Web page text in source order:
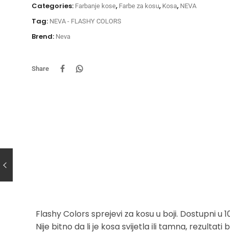
Categories: Farbanje kose, Farbe za kosu, Kosa, NEVA
Tag: NEVA - FLASHY COLORS
Brend: Neva
Share
Flashy Colors sprejevi za kosu u boji. Dostupni u
Nije bitno da li je kosa svijetla ili tamna, rezultati